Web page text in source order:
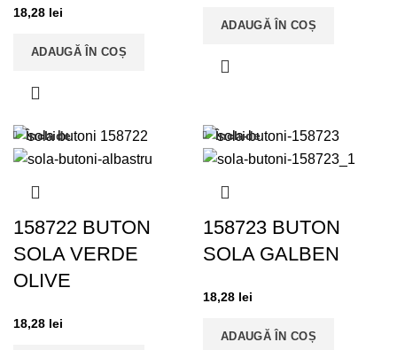
18,28 lei
ADAUGĂ ÎN COȘ
ADAUGĂ ÎN COȘ
Închide
158722 BUTON
SOLA VERDE
OLIVE
18,28 lei
Închide
158723 BUTON
SOLA GALBEN
18,28 lei
ADAUGĂ ÎN COȘ